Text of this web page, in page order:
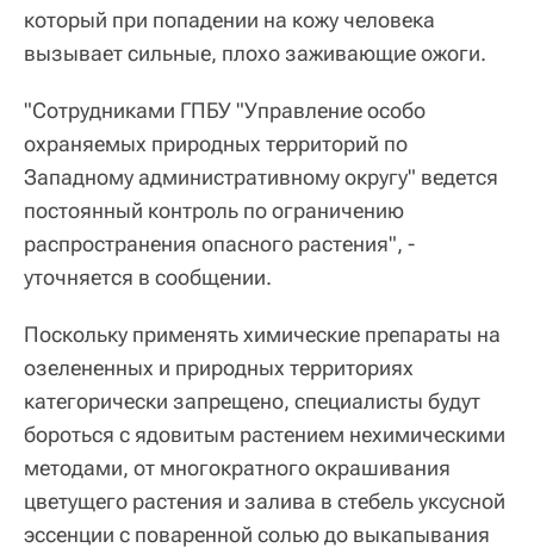
который при попадении на кожу человека
вызывает сильные, плохо заживающие ожоги.
"Сотрудниками ГПБУ "Управление особо
охраняемых природных территорий по
Западному административному округу" ведется
постоянный контроль по ограничению
распространения опасного растения", -
уточняется в сообщении.
Поскольку применять химические препараты на
озелененных и природных территориях
категорически запрещено, специалисты будут
бороться с ядовитым растением нехимическими
методами, от многократного окрашивания
цветущего растения и залива в стебель уксусной
эссенции с поваренной солью до выкапывания